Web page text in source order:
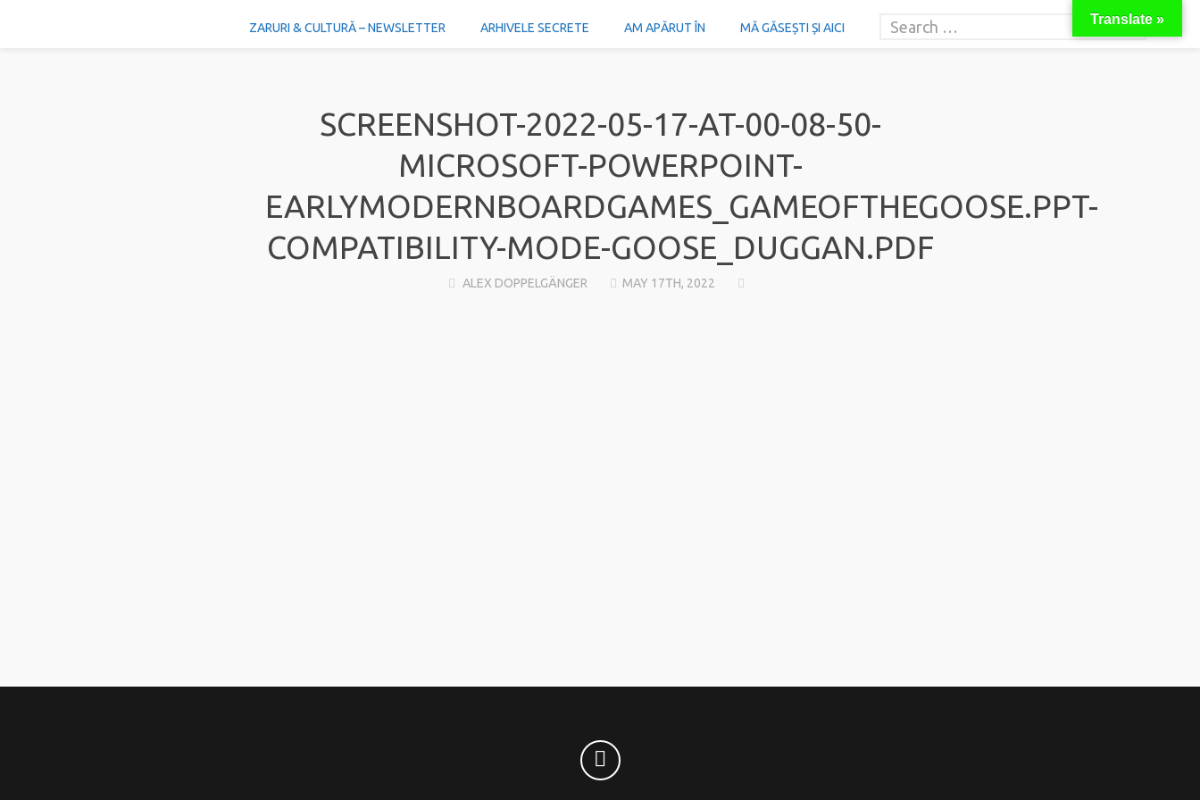
ZARURI & CULTURĂ – NEWSLETTER ARHIVELE SECRETE AM APĂRUT ÎN MĂ GĂSEȘTI ȘI AICI
SCREENSHOT-2022-05-17-AT-00-08-50-
MICROSOFT-POWERPOINT-
EARLYMODERNBOARDGAMES_GAMEOFTHEGOOSE.PPT-
COMPATIBILITY-MODE-GOOSE_DUGGAN.PDF
ALEX DOPPELGÄNGER MAY 17TH, 2022
Translate »